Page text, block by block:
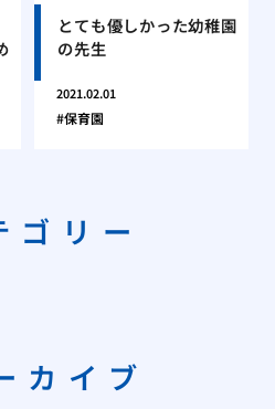
とても優しかった幼稚園
の先生
2021.02.01
保育園
ゴリー
カイブ